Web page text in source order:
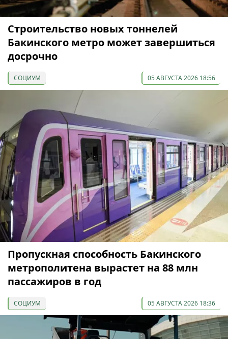
Строительство новых тоннелей
Бакинского метро может завершиться
досрочно
СОЦИУМ 05 АВГУСТА 2026 18:56
Пропускная способность Бакинского
метрополитена вырастет на 88 млн
пассажиров в год
СОЦИУМ 05 АВГУСТА 2026 18:36